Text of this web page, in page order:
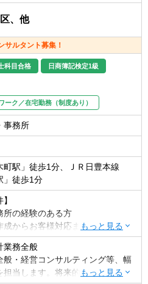
、他
サルタント募集！
科目合格 日商簿記検定1級
ーク／在宅勤務（制度あり）
事務所
町駅」徒歩1分、ＪＲ日豊本線
」徒歩1分
の経験のある方
からお客様対応まで一人で完結
】
ち、丁寧な仕事を心掛けられる
業務全般
般・経営コンサルティング等、幅
担当します。将来的には、コンサ